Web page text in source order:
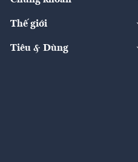
Thế giới
Tiêu & Dùng